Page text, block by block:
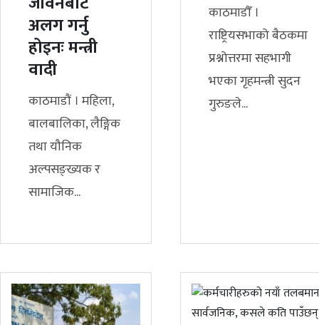
अलग गर्नु
होइनः मन्त्री
वादी
काठमाडौं । महिला,
बालबालिका, लैङ्गिक
तथा यौनिक
अल्पसङ्ख्यक र
सामाजिक...
काठमाडौँ ।
राष्ट्रियसभाको बैठकमा
प्रश्नोत्तरमा सहभागी
भएका गृहमन्त्री सुदन
गुरुङले...